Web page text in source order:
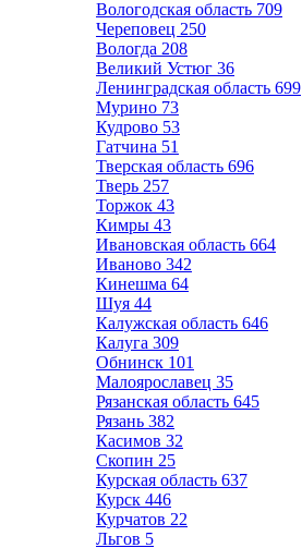
Вологодская область 709
Череповец 250
Вологда 208
Великий Устюг 36
Ленинградская область 699
Мурино 73
Кудрово 53
Гатчина 51
Тверская область 696
Тверь 257
Торжок 43
Кимры 43
Ивановская область 664
Иваново 342
Кинешма 64
Шуя 44
Калужская область 646
Калуга 309
Обнинск 101
Малоярославец 35
Рязанская область 645
Рязань 382
Касимов 32
Скопин 25
Курская область 637
Курск 446
Курчатов 22
Льгов 5